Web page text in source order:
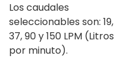
Los caudales
seleccionables son: 19,
37, 90 y 150 LPM (Litros
por minuto).